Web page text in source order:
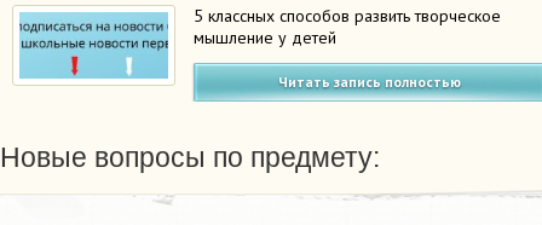
5 классных способов развить творческое
мышление у детей
Читать запись полностью
Новые вопросы по предмету: